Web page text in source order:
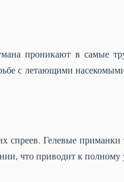
проникают в самые
с летающими
Гелевые приманки
что приводит к